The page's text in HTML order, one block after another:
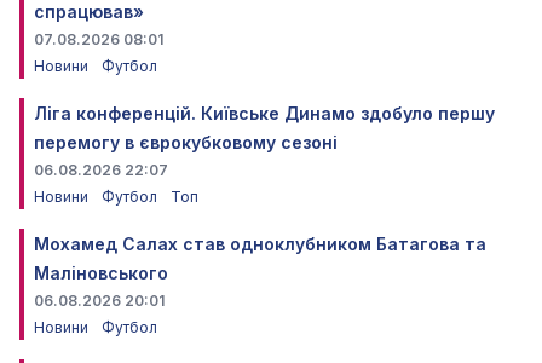
спрацював»
07.08.2026 08:01
Новини
Футбол
Ліга конференцій. Київське Динамо здобуло першу
перемогу в єврокубковому сезоні
06.08.2026 22:07
Новини
Футбол Топ
Мохамед Салах став одноклубником Батагова та
Маліновського
06.08.2026 20:01
Новини
Футбол